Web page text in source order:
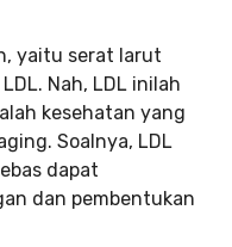
yaitu serat larut
Nah, LDL inilah
kesehatan yang
Soalnya, LDL
dapat
dan pembentukan